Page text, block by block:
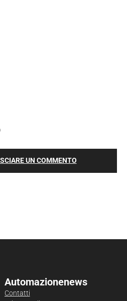
UN COMMENTO
Automazionenews
Contatti